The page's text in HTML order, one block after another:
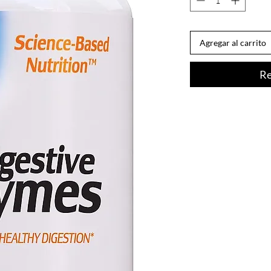
Agregar al carrito